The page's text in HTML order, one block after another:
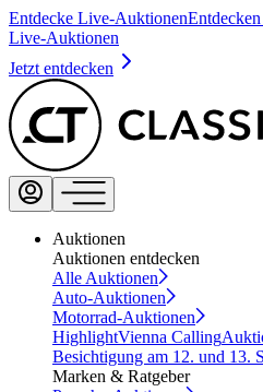
Entdecke Live-Auktionen
Live-Auktionen
Jetzt entdecken
Auktionen
Auktionen entdecken
Alle Auktionen
Auto-Auktionen
Motorrad-Auktionen
HighlightVienna Calling
Besichtigung am 12. und 13.
Marken & Ratgeber